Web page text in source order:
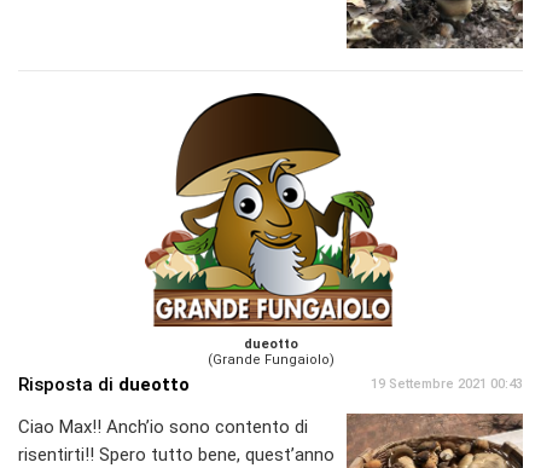
dueotto
(Grande Fungaiolo)
Risposta di dueotto 19 Settembre 2021 00:43
Ciao Max!! Anch’io sono contento di
risentirti!! Spero tutto bene, quest’anno